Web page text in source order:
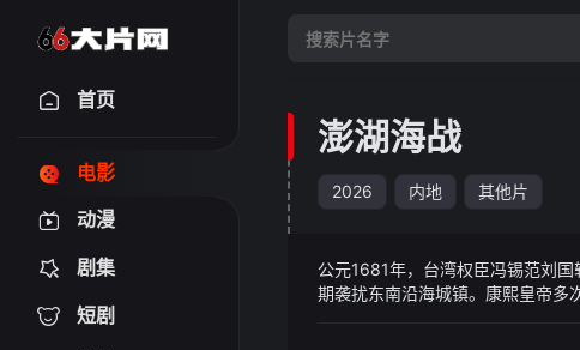
首页
电影
动漫
剧集
短剧
澎湖海战
2026 内地 其他片
公元1681年，台湾权臣冯锡范刘
期袭扰东南沿海城镇。康熙皇帝多